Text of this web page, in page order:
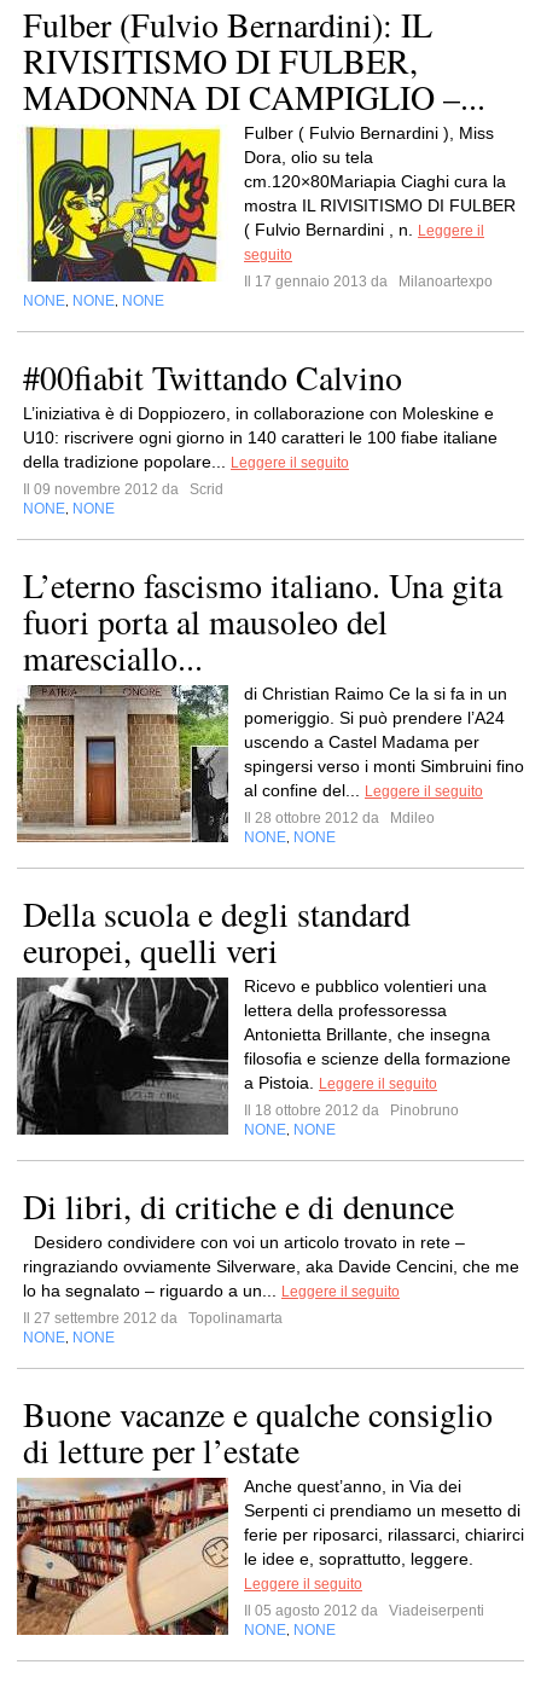
Fulber (Fulvio Bernardini): IL
RIVISITISMO DI FULBER,
MADONNA DI CAMPIGLIO –...
Fulber ( Fulvio Bernardini ), Miss
Dora, olio su tela
cm.120×80Mariapia Ciaghi cura la
mostra IL RIVISITISMO DI FULBER
( Fulvio Bernardini , n.
Leggere il
seguito
Il 17 gennaio 2013 da
Milanoartexpo
NONE NONE NONE
#00fiabit Twittando Calvino
L’iniziativa è di Doppiozero, in collaborazione con Moleskine e
U10: riscrivere ogni giorno in 140 caratteri le 100 fiabe italiane
della tradizione popolare...
Leggere il seguito
Il 09 novembre 2012 da
Scrid
NONE NONE
L’eterno fascismo italiano. Una gita
fuori porta al mausoleo del
maresciallo...
di Christian Raimo Ce la si fa in un
pomeriggio. Si può prendere l’A24
uscendo a Castel Madama per
spingersi verso i monti Simbruini fino
al confine del...
Leggere il seguito
Il 28 ottobre 2012 da
Mdileo
NONE NONE
Della scuola e degli standard
europei, quelli veri
Ricevo e pubblico volentieri una
lettera della professoressa
Antonietta Brillante, che insegna
filosofia e scienze della formazione
a Pistoia.
Leggere il seguito
Il 18 ottobre 2012 da
Pinobruno
NONE NONE
Di libri, di critiche e di denunce
Desidero condividere con voi un articolo trovato in rete –
ringraziando ovviamente Silverware, aka Davide Cencini, che me
lo ha segnalato – riguardo a un...
Leggere il seguito
Il 27 settembre 2012 da
Topolinamarta
NONE NONE
Buone vacanze e qualche consiglio
di letture per l’estate
Anche quest’anno, in Via dei
Serpenti ci prendiamo un mesetto di
ferie per riposarci, rilassarci, chiarirci
le idee e, soprattutto, leggere.
Leggere il seguito
Il 05 agosto 2012 da
Viadeiserpenti
NONE NONE